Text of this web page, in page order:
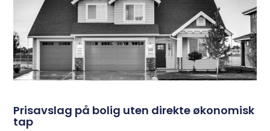
Prisavslag på bolig uten direkte økonomisk
tap